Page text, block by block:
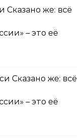
Сказано же: всё
– это её
Сказано же: всё
– это её